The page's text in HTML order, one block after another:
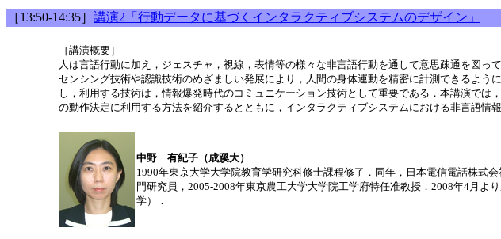
［13:50-14:35］ 講演2「行動データに基づくインタラクティブシステムのデザイン」
［講演概要］
人は言語行動に加え，ジェスチャ，視線，表情等の様々な非言語行動を通して意思疎通を図
センシング技術や認識技術のめざましい発展により，人間の身体運動を精密に計測できるよ
し，利用する技術は，情報爆発時代のコミュニケーション技術として重要である．本講演で
の動作決定に利用する方法を紹介するとともに，インタラクティブシステムにおける非言語情
中野 有紀子（成蹊大）
1990年東京大学大学院教育学研究科修士課程修了．同年，日本電信電話株式
門研究員，2005-2008年東京農工大学大学院工学府特任准教授．2008年4月
学）．